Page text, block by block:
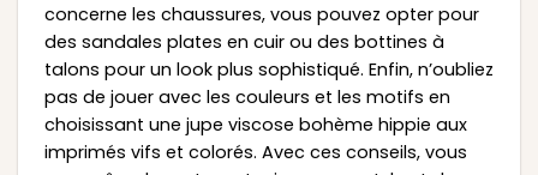
concerne les chaussures, vous pouvez opter pour
des sandales plates en cuir ou des bottines à
talons pour un look plus sophistiqué. Enfin, n’oubliez
pas de jouer avec les couleurs et les motifs en
choisissant une jupe viscose bohème hippie aux
imprimés vifs et colorés. Avec ces conseils, vous